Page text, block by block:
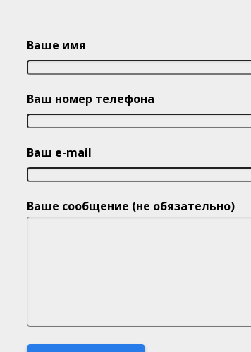
Ваше имя
Ваш номер телефона
Ваш e-mail
Ваше сообщение (не обязательно)